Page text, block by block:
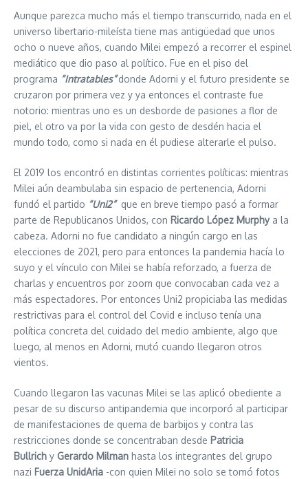
Aunque parezca mucho más el tiempo transcurrido, nada en el
universo libertario-mileísta tiene mas antigüedad que unos
ocho o nueve años, cuando Milei empezó a recorrer el espinel
mediático que dio paso al político. Fue en el piso del
programa “Intratables”donde Adorni y el futuro presidente se
cruzaron por primera vez y ya entonces el contraste fue
notorio: mientras uno es un desborde de pasiones a flor de
piel, el otro va por la vida con gesto de desdén hacia el
mundo todo, como si nada en él pudiese alterarle el pulso.
El 2019 los encontró en distintas corrientes políticas: mientras
Milei aún deambulaba sin espacio de pertenencia, Adorni
fundó el partido “Uni2”que en breve tiempo pasó a formar
parte de Republicanos Unidos, con Ricardo López Murphya la
cabeza. Adorni no fue candidato a ningún cargo en las
elecciones de 2021, pero para entonces la pandemia hacía lo
suyo y el vínculo con Milei se había reforzado, a fuerza de
charlas y encuentros por zoom que convocaban cada vez a
más espectadores. Por entonces Uni2 propiciaba las medidas
restrictivas para el control del Covid e incluso tenía una
política concreta del cuidado del medio ambiente, algo que
luego, al menos en Adorni, mutó cuando llegaron otros
vientos.
Cuando llegaron las vacunas Milei se las aplicó obediente a
pesar de su discurso antipandemia que incorporó al participar
de manifestaciones de quema de barbijos y contra las
restricciones donde se concentraban desde Patricia
Bullrich y Gerardo Milman hasta los integrantes del grupo
nazi Fuerza UnidAria -con quien Milei no solo se tomó fotos